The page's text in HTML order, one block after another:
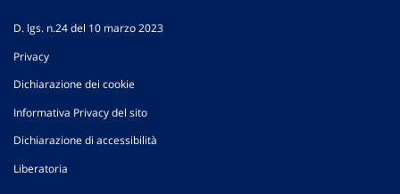
D. lgs. n.24 del 10 marzo 2023
Privacy
Dichiarazione dei cookie
Informativa Privacy del sito
Dichiarazione di accessibilità
Liberatoria